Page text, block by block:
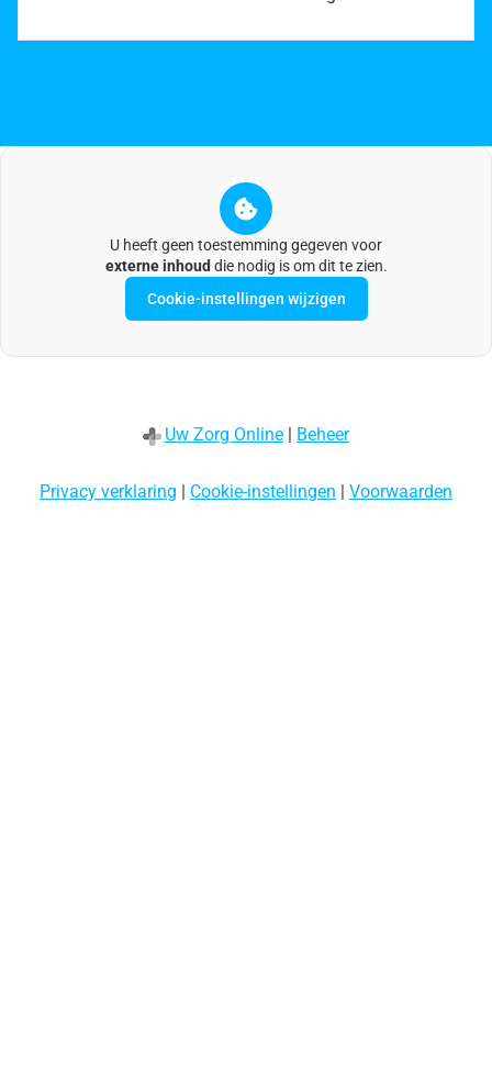
U heeft geen toestemming gegeven voor
externe inhoud die nodig is om dit te zien.
Cookie-instellingen wijzigen
Uw Zorg Online Beheer
Privacy verklaring | Cookie-instellingen | Voorwaarden